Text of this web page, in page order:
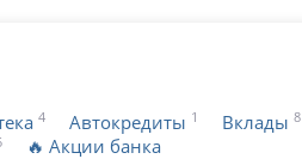
4 Автокредиты 1 Вклады 8
🔥 Акции банка